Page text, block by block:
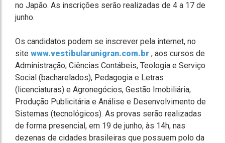
no Japão. As inscrições serão realizadas de 4 a 17 de
junho.
Os candidatos podem se inscrever pela internet, no
site www.vestibularunigran.com.br , aos cursos de
Administração, Ciências Contábeis, Teologia e Serviço
Social (bacharelados), Pedagogia e Letras
(licenciaturas) e Agronegócios, Gestão Imobiliária,
Produção Publicitária e Análise e Desenvolvimento de
Sistemas (tecnológicos). As provas serão realizadas
de forma presencial, em 19 de junho, às 14h, nas
dezenas de cidades brasileiras que possuem polo da